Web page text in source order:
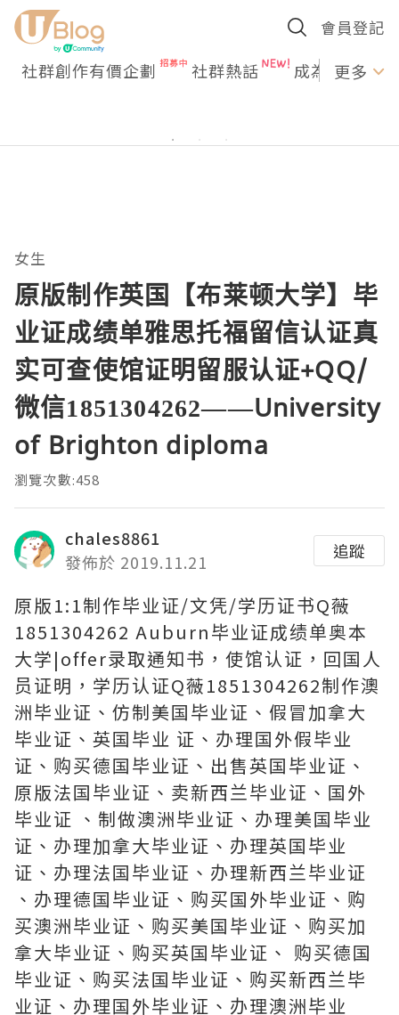
會員登記
社群創作有價企劃 社群熱話 成為U更多
女生
原版制作英国【布莱顿大学】毕
业证成绩单雅思托福留信认证真
实可查使馆证明留服认证+QQ/
微信1851304262——University
of Brighton diploma
瀏覽次數:458
chales8861
發佈於 2019.11.21
追蹤
原版1:1制作毕业证/文凭/学历证书Q薇
1851304262 Auburn毕业证成绩单奥本
大学|offer录取通知书，使馆认证，回国人
员证明，学历认证Q薇1851304262制作澳
洲毕业证、仿制美国毕业证、假冒加拿大
毕业证、英国毕业 证、办理国外假毕业
证、购买德国毕业证、出售英国毕业证、
原版法国毕业证、卖新西兰毕业证、国外
毕业证 、制做澳洲毕业证、办理美国毕业
证、办理加拿大毕业证、办理英国毕业
证、办理法国毕业证、办理新西兰毕业证
、办理德国毕业证、购买国外毕业证、购
买澳洲毕业证、购买美国毕业证、购买加
拿大毕业证、购买英国毕业证、 购买德国
毕业证、购买法国毕业证、购买新西兰毕
业证、办理国外毕业证、办理澳洲毕业